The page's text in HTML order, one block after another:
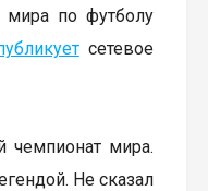
мира по футболу
сетевое
чемпионат мира.
Не сказал